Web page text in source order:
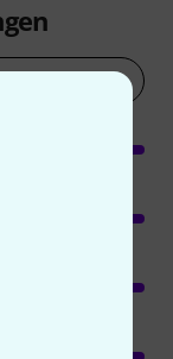
bewerten